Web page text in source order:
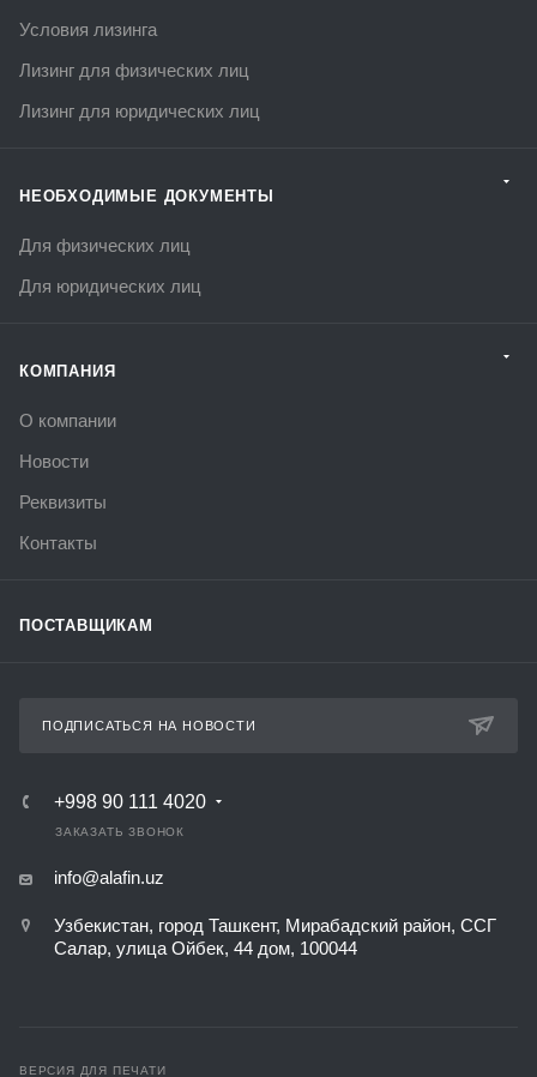
Условия лизинга
Лизинг для физических лиц
Лизинг для юридических лиц
НЕОБХОДИМЫЕ ДОКУМЕНТЫ
Для физических лиц
Для юридических лиц
КОМПАНИЯ
О компании
Новости
Реквизиты
Контакты
ПОСТАВЩИКАМ
ПОДПИСАТЬСЯ НА НОВОСТИ
+998 90 111 4020
ЗАКАЗАТЬ ЗВОНОК
info@alafin.uz
Узбекистан, город Ташкент, Мирабадский район, ССГ
Салар, улица Ойбек, 44 дом, 100044
ВЕРСИЯ ДЛЯ ПЕЧАТИ